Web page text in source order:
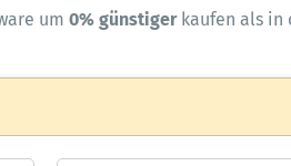
um 0% günstigerkaufen als in